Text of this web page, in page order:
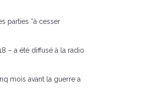
parties “à cesser
– a été diffusé à la radio
mois avant la guerre a